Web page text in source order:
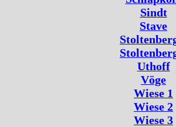
Sindt
Stave
Uthoff
Vöge
Wiese 1
Wiese 2
Wiese 3